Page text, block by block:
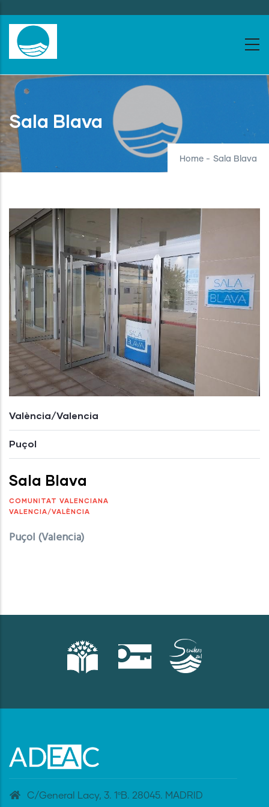
to
main
content
Sala Blava
Home - Sala Blava
València/Valencia
Puçol
Sala Blava
COMUNITAT VALENCIANA
VALENCIA/VALÈNCIA
Puçol (Valencia)
C/General Lacy, 3. 1ºB. 28045. MADRID